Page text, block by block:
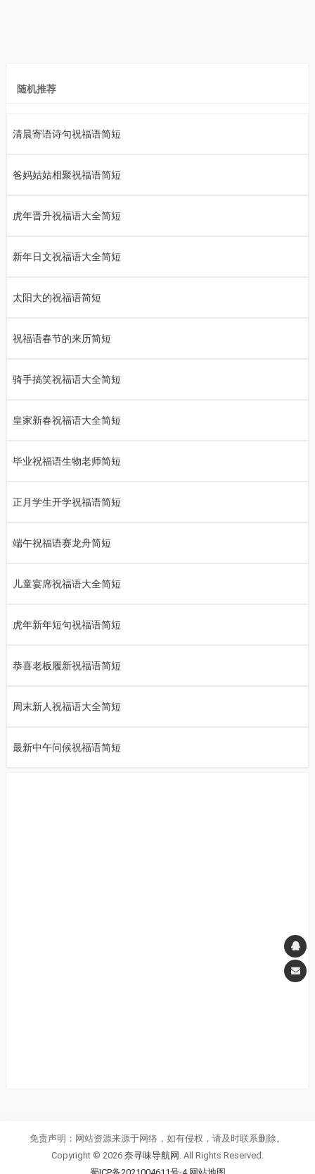
随机推荐
清晨寄语诗句祝福语简短
爸妈姑姑相聚祝福语简短
虎年晋升祝福语大全简短
新年日文祝福语大全简短
太阳大的祝福语简短
祝福语春节的来历简短
骑手搞笑祝福语大全简短
皇家新春祝福语大全简短
毕业祝福语生物老师简短
正月学生开学祝福语简短
端午祝福语赛龙舟简短
儿童宴席祝福语大全简短
虎年新年短句祝福语简短
恭喜老板履新祝福语简短
周末新人祝福语大全简短
最新中午问候祝福语简短
免责声明：网站资源来源于网络，如有侵权，请及时联系删除。
Copyright © 2026 奈寻味导航网 . All Rights Reserved.